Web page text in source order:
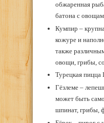
обжаренная
батона с
Кумпир –
кожуре и
также
овощи, грибы,
Турецкая пицца
Гёзлеме –
может быть
шпинат, грибы,